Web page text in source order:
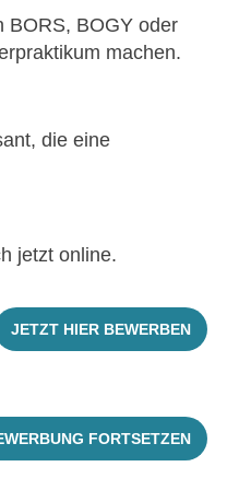
BORS, BOGY oder
machen.
die eine
jetzt online.
JETZT HIER BEWERBEN
FORTSETZEN